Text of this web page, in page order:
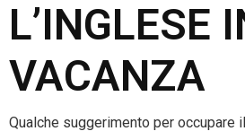
L’INGLESE
VACANZA
Qualche suggerimento per occupare